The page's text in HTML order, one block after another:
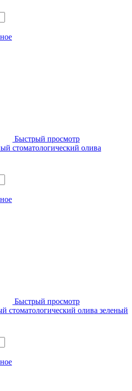
Быстрый просмотр
стоматологический олива
Быстрый просмотр
стоматологический олива зеленый